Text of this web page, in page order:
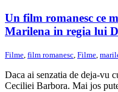
Un film romanesc ce
Marilena in regia lui
Filme, film romanesc, Filme,
Daca ai senzatia de deja-vu
Ceciliei Barbora. Mai jos